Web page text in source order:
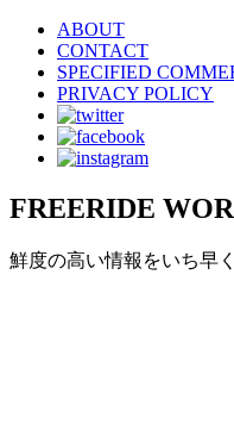
ABOUT
CONTACT
SPECIFIED
PRIVACY POLICY
FREERIDE
鮮度の高い情報をいち早